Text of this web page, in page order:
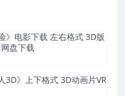
》电影下载 左右格式 3D版
盘下载
3D》上下格式 3D动画片VR